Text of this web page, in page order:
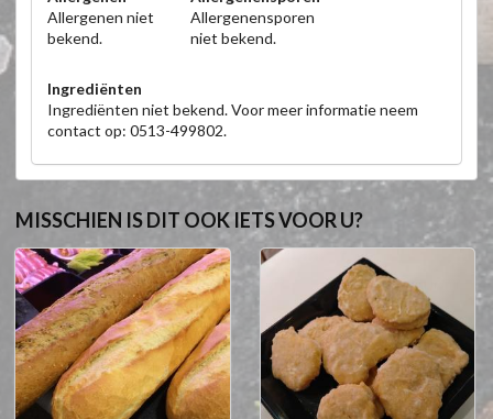
Allergenen niet
bekend.
Allergenensporen
niet bekend.
Ingrediënten
Ingrediënten niet bekend. Voor meer informatie neem
contact op: 0513-499802.
MISSCHIEN IS DIT OOK IETS VOOR U?